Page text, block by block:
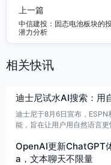
上一篇
中信建投：固态电池板块的
潜力分析
相关快讯
迪士尼试水AI搜索：用
迪士尼于8月6日宣布，
能，旨在让用户用自然语言
数据和推荐，数据来源覆盖文
系统。
OpenAI更新ChatGPT
a，文本聊天不限量